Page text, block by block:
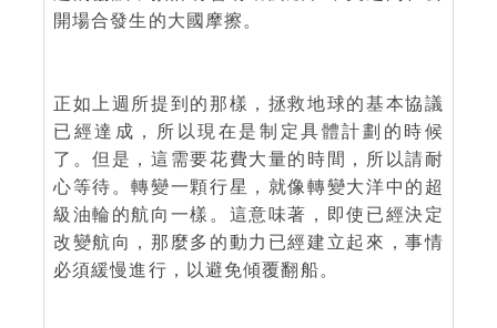
開場合發生的大國摩擦。
正如上週所提到的那樣，拯救地球的基本協議
已經達成，所以現在是制定具體計劃的時候
了。但是，這需要花費大量的時間，所以請耐
心等待。轉變一顆行星，就像轉變大洋中的超
級油輪的航向一樣。這意味著，即使已經決定
改變航向，那麼多的動力已經建立起來，事情
必須緩慢進行，以避免傾覆翻船。